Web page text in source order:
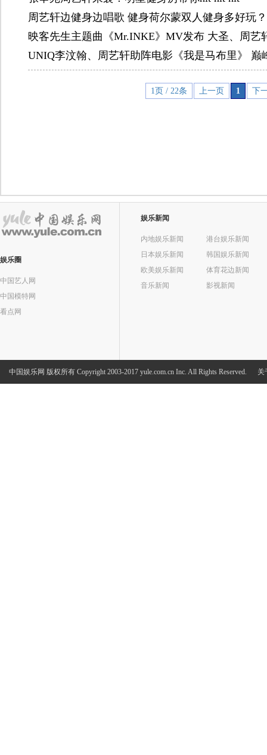
周艺轩边健身边唱歌 健身荷尔蒙双人健身多好玩？
映客先生主题曲《Mr.INKE》MV发布 大圣、周艺
UNIQ李汶翰、周艺轩助阵电影《我是马布里》 巅
1页 / 22条 上一页 1 下
娱乐圈
中国艺人网
中国模特网
看点网
娱乐新闻
内地娱乐新闻
港台娱乐新闻
日本娱乐新闻
韩国娱乐新闻
欧美娱乐新闻
体育花边新闻
音乐新闻
影视新闻
中国娱乐网 版权所有 Copyright 2003-2017 yule.com.cn Inc. All Rights Reserved. 关